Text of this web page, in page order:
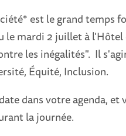
est le grand temps
le mardi 2 juillet à
les inégalités". Il
Équité, Inclusion.
dans votre agenda,
la journée.